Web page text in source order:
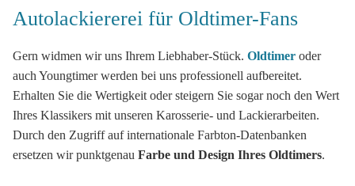
Autolackiererei für Oldtimer-Fans
Gern widmen wir uns Ihrem Liebhaber-Stück. Oldtimer oder
auch Youngtimer werden bei uns professionell aufbereitet.
Erhalten Sie die Wertigkeit oder steigern Sie sogar noch den Wert
Ihres Klassikers mit unseren Karosserie- und Lackierarbeiten.
Durch den Zugriff auf internationale Farbton-Datenbanken
ersetzen wir punktgenau Farbe und Design Ihres Oldtimers.